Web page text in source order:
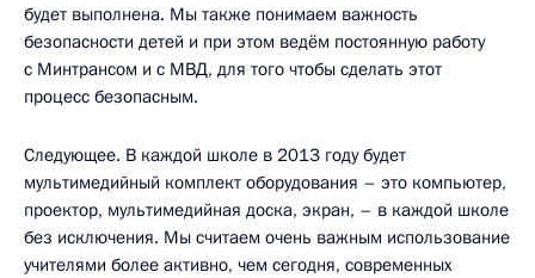
будет выполнена. Мы также понимаем важность
безопасности детей и при этом ведём постоянную работу
с Минтрансом и с МВД, для того чтобы сделать этот
процесс безопасным.
Следующее. В каждой школе в 2013 году будет
мультимедийный комплект оборудования – это компьютер,
проектор, мультимедийная доска, экран, – в каждой школе
без исключения. Мы считаем очень важным использование
учителями более активно, чем сегодня, современных